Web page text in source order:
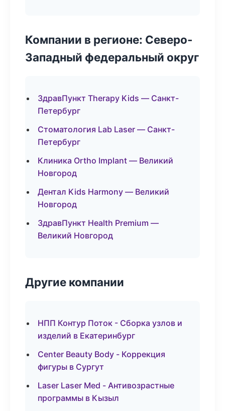
Компании в регионе: Северо-
Западный федеральный округ
ЗдравПункт Therapy Kids — Санкт-
Петербург
Стоматология Lab Laser — Санкт-
Петербург
Клиника Ortho Implant — Великий
Новгород
Дентал Kids Harmony — Великий
Новгород
ЗдравПункт Health Premium —
Великий Новгород
Другие компании
НПП Контур Поток - Сборка узлов и
изделий в Екатеринбург
Center Beauty Body - Коррекция
фигуры в Сургут
Laser Laser Med - Антивозрастные
программы в Кызыл